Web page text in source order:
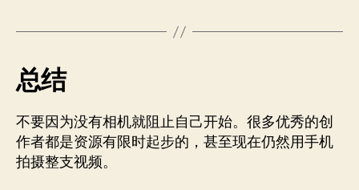
总结
不要因为没有相机就阻止自己开始。很多优秀的创
作者都是资源有限时起步的，甚至现在仍然用手机
拍摄整支视频。